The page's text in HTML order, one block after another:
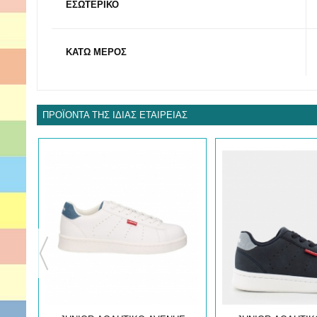
ΕΣΩΤΕΡΙΚΟ
ΚΑΤΩ ΜΕΡΟΣ
ΠΡΟΪΌΝΤΑ ΤΗΣ ΊΔΙΑΣ ΕΤΑΙΡΕΊΑΣ